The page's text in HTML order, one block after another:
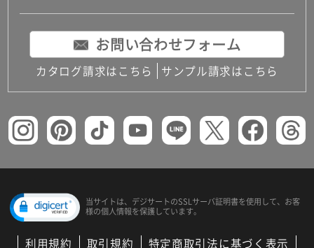
お問い合わせフォーム
カタログ請求はこちら サンプル請求はこちら
当サイトは、デジサートのSSLサーバ証明書を使用して、 お客
様の個人情報を保護しています。
利用規約 取引規約 特定商取引法に基づく表示